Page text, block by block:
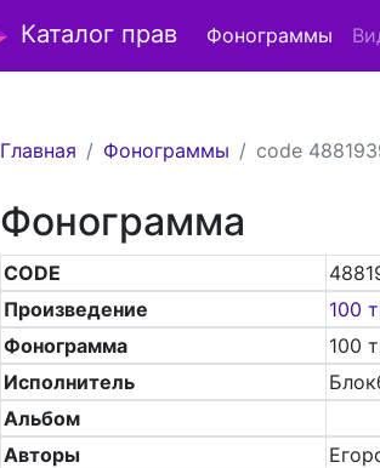
Каталог прав Фонограммы
Главная Фонограммы code
Фонограмма
CODE
Произведение
100
Фонограмма
100
Исполнитель
Альбом
Авторы